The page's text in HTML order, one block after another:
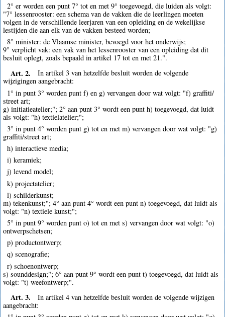
2° er worden een punt 7° tot en met 9° toegevoegd, die luiden als volgt:
"7° lessenrooster: een schema van de vakken die de leerlingen moeten
volgen in de verschillende leerjaren van een opleiding en de wekelijkse
lestijden die aan elk van de vakken besteed worden;
8° minister: de Vlaamse minister, bevoegd voor het onderwijs;
9° verplicht vak: een vak van het lessenrooster van een opleiding dat dit
besluit oplegt, zoals bepaald in artikel 17 tot en met 21.".
Art. 2.
In artikel 3 van hetzelfde besluit worden de volgende
wijzigingen aangebracht:
1° in punt 3° worden punt f) en g) vervangen door wat volgt: "f) graffiti/
street art;
g) initiatieatelier;"; 2° aan punt 3° wordt een punt h) toegevoegd, dat luidt
als volgt: "h) textielatelier;";
3° in punt 4° worden punt g) tot en met m) vervangen door wat volgt: "g)
graffiti/street art;
h) interactieve media;
i) keramiek;
j) levend model;
k) projectatelier;
l) schilderkunst;
m) tekenkunst;"; 4° aan punt 4° wordt een punt n) toegevoegd, dat luidt als
volgt: "n) textiele kunst;";
5° in punt 9° worden punt o) tot en met s) vervangen door wat volgt: "o)
ontwerpschetsen;
p) productontwerp;
q) scenografie;
r) schoenontwerp;
s) sounddesign;"; 6° aan punt 9° wordt een punt t) toegevoegd, dat luidt als
volgt: "t) weefontwerp;".
Art. 3.
In artikel 4 van hetzelfde besluit worden de volgende wijzigen
aangebracht: